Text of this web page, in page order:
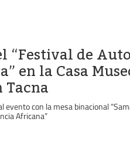
“Festival de
en la Casa
Tacna
evento con la mesa binacional
Africana”